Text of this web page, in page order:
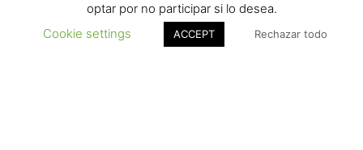
optar por no participar si lo desea.
Cookie settings
ACCEPT Rechazar todo